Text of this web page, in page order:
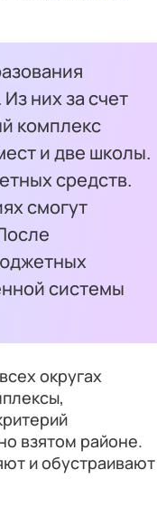
них за счет
комплекс
и две школы.
средств.
смогут
системы
округах
взятом районе.
и обустраивают